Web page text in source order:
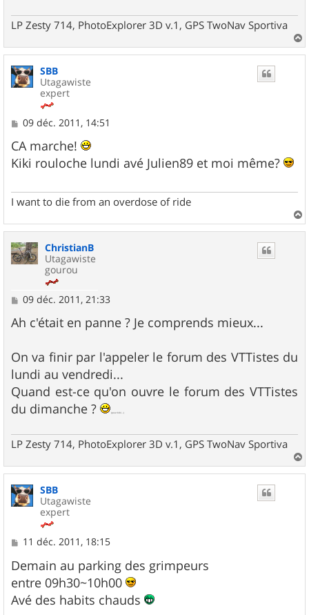
LP Zesty 714, PhotoExplorer 3D v.1, GPS TwoNav Sportiva
a
SBB
Utagawiste
expert
M
s
s
a
09 déc. 2011, 14:51
CA marche!
Kiki rouloche lundi avé Julien89 et moi même?
I want to die from an overdose of ride
a
ChristianB
Utagawiste
gourou
M
s
s
g
e
09 déc. 2011, 21:33
Ah c'était en panne ? Je comprends mieux...
On va finir par l'appeler le forum des VTTistes du
lundi au vendredi...
Quand est-ce qu'on ouvre le forum des VTTistes
du dimanche ?
(pour bibi...)
LP Zesty 714, PhotoExplorer 3D v.1, GPS TwoNav Sportiva
a
SBB
Utagawiste
expert
M
s
s
a
g
e
11 déc. 2011, 18:15
Demain au parking des grimpeurs
entre 09h30~10h00
Avé des habits chauds